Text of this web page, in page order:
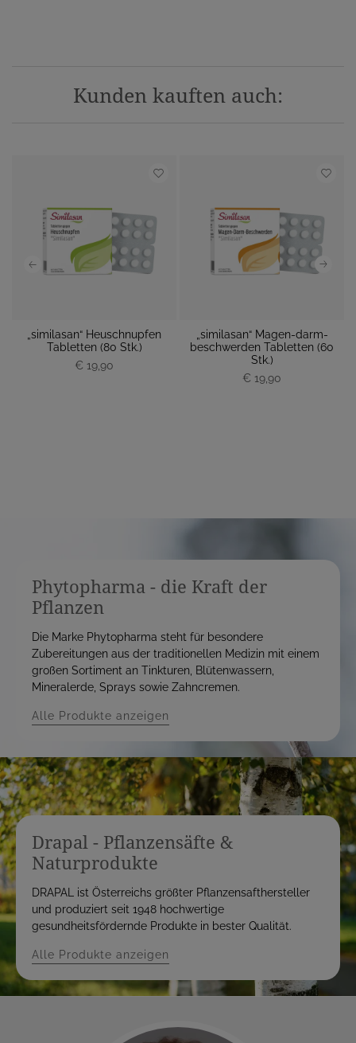
Kunden kauften auch:
„similasan“ Heuschnupfen
Tabletten (80 Stk.)
€ 19,90
„similasan“ Magen-darm-
beschwerden Tabletten (60
Stk.)
€ 19,90
Phytopharma - die Kraft der
Pflanzen
Die Marke Phytopharma steht für besondere
Zubereitungen aus der traditionellen Medizin mit einem
großen Sortiment an Tinkturen, Blütenwassern,
Mineralerde, Sprays sowie Zahncremen.
Alle Produkte anzeigen
Drapal - Pflanzensäfte &
Naturprodukte
DRAPAL ist Österreichs größter Pflanzensafthersteller
und produziert seit 1948 hochwertige
gesundheitsfördernde Produkte in bester Qualität.
Alle Produkte anzeigen